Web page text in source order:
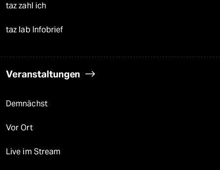
taz zahl ich
taz lab Infobrief
Veranstaltungen
Demnächst
Vor Ort
Live im Stream